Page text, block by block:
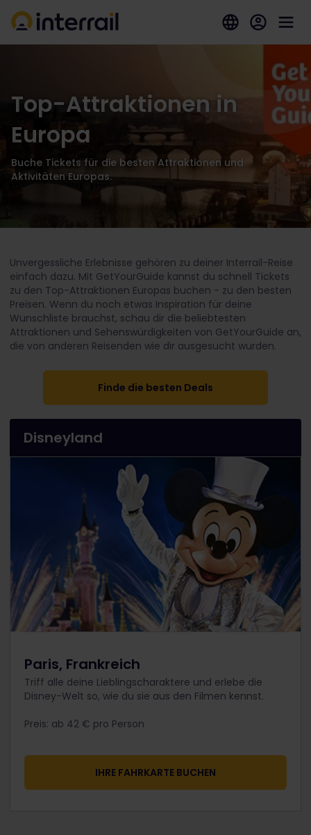
Top-Attraktionen in
Europa
Buche Tickets für die besten Attraktionen und
Aktivitäten Europas.
Unvergessliche Erlebnisse gehören zu deiner Interrail-Reise
einfach dazu. Mit GetYourGuide kannst du schnell Tickets
zu den Top-Attraktionen Europas buchen - zu den besten
Preisen. Wenn du noch etwas Inspiration für deine
Wunschliste brauchst, schau dir die beliebtesten
Attraktionen und Sehenswürdigkeiten von GetYourGuide an,
die von anderen Reisenden wie dir ausgesucht wurden.
Finde die besten Deals
Disneyland
Paris, Frankreich
Triff alle deine Lieblingscharaktere und erlebe die
Disney-Welt so, wie du sie aus den Filmen kennst.
​Preis: ab 42 € pro Person​
IHRE FAHRKARTE BUCHEN